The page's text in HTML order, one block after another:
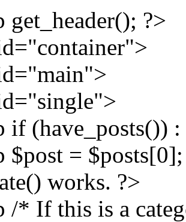
get_header(); ?>
if (have_posts()) :
$post =
works. ?>
/* If this is a